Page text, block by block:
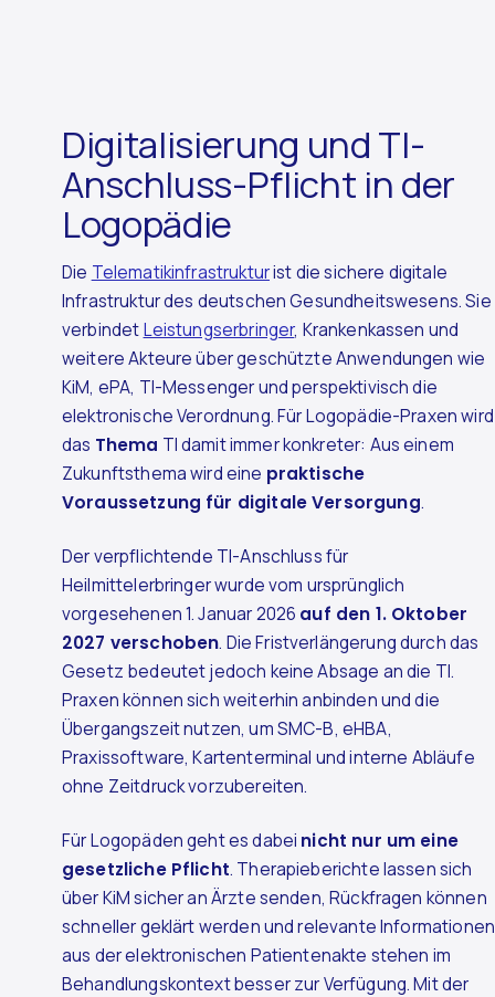
Digitalisierung und TI-
Anschluss-Pflicht in der
Logopädie
Die Telematikinfrastrukturist die sichere digitale
Infrastruktur des deutschen Gesundheitswesens. Sie
verbindetLeistungserbringer, Krankenkassen und
weitere Akteure über geschützte Anwendungen wie
KiM, ePA, TI-Messenger und perspektivisch die
elektronische Verordnung. Für Logopädie-Praxen wird
das Thema TI damit immer konkreter: Aus einem
Zukunftsthema wird eine praktische
Voraussetzung für digitale Versorgung.
Der verpflichtende TI-Anschluss für
Heilmittelerbringer wurde vom ursprünglich
vorgesehenen 1. Januar 2026 auf den 1. Oktober
2027 verschoben. Die Fristverlängerung durch das
Gesetz bedeutet jedoch keine Absage an die TI.
Praxen können sich weiterhin anbinden und die
Übergangszeit nutzen, um SMC-B, eHBA,
Praxissoftware, Kartenterminal und interne Abläufe
ohne Zeitdruck vorzubereiten.
Für Logopäden geht es dabei nicht nur um eine
gesetzliche Pflicht. Therapieberichte lassen sich
über KiM sicher an Ärzte senden, Rückfragen können
schneller geklärt werden und relevante Informationen
aus der elektronischen Patientenakte stehen im
Behandlungskontext besser zur Verfügung. Mit der